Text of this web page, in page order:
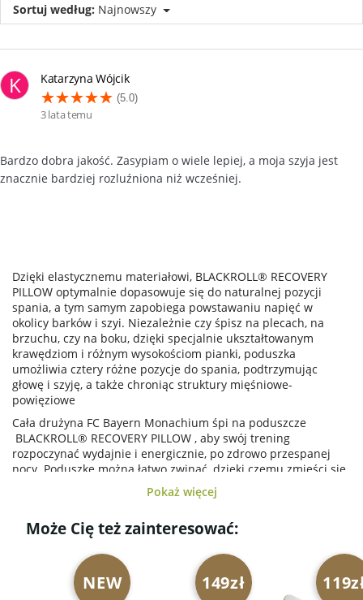
Sortuj według: Najnowszy
K Katarzyna Wójcik
(5.0)
3 lata temu
Bardzo dobra jakość. Zasypiam o wiele lepiej, a moja szyja jest
znacznie bardziej rozluźniona niż wcześniej.
Dzięki elastycznemu materiałowi, BLACKROLL® RECOVERY
PILLOW optymalnie dopasowuje się do naturalnej pozycji
spania, a tym samym zapobiega powstawaniu napięć w
okolicy barków i szyi. Niezależnie czy śpisz na plecach, na
brzuchu, czy na boku, dzięki specjalnie ukształtowanym
krawędziom i różnym wysokościom pianki, poduszka
umożliwia cztery różne pozycje do spania, podtrzymując
głowę i szyję, a także chroniąc struktury mięśniowe-
powięziowe
Cała drużyna FC Bayern Monachium śpi na poduszcze
BLACKROLL® RECOVERY PILLOW , aby swój trening
rozpoczynać wydajnie i energicznie, po zdrowo przespanej
nocy. Poduszkę można łatwo zwinąć, dzięki czemu zmieści się
w dowolnej torbie treningowej lub podróżnej.
Pokaż więcej
Może Cię też zainteresować:
NEW 149zł